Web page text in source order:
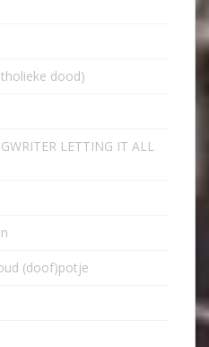
dood)
LETTING IT ALL
(doof)potje